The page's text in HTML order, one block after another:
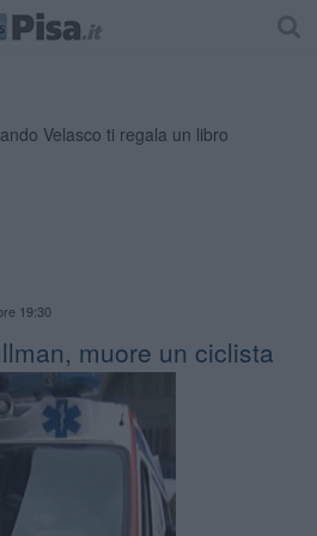
19:30
muore un ciclista